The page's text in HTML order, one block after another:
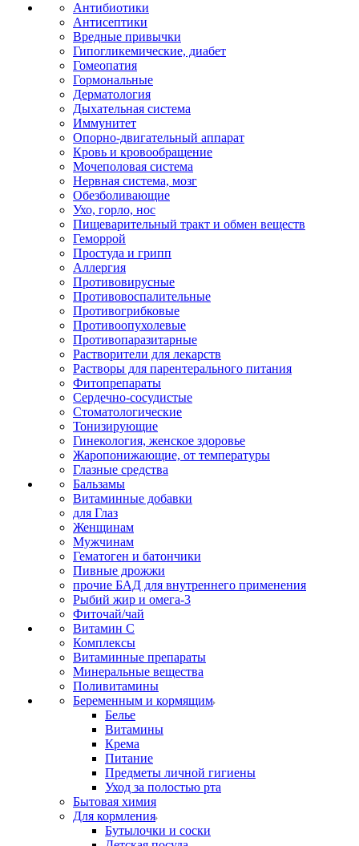
Антибиотики
Антисептики
Вредные привычки
Гипогликемические, диабет
Гомеопатия
Гормональные
Дерматология
Дыхательная система
Иммунитет
Опорно-двигательный аппарат
Кровь и кровообращение
Мочеполовая система
Нервная система, мозг
Обезболивающие
Ухо, горло, нос
Пищеварительный тракт и обмен веществ
Геморрой
Простуда и грипп
Аллергия
Противовирусные
Противовоспалительные
Противогрибковые
Противоопухолевые
Противопаразитарные
Растворители для лекарств
Растворы для парентерального питания
Фитопрепараты
Сердечно-сосудистые
Стоматологические
Тонизирующие
Гинекология, женское здоровье
Жаропонижающие, от температуры
Глазные средства
Бальзамы
Витаминные добавки
для Глаз
Женщинам
Мужчинам
Гематоген и батончики
Пивные дрожжи
прочие БАД для внутреннего применения
Рыбий жир и омега-3
Фиточай/чай
Витамин С
Комплексы
Витаминные препараты
Минеральные вещества
Поливитамины
Беременным и кормящим
Белье
Витамины
Крема
Питание
Предметы личной гигиены
Уход за полостью рта
Бытовая химия
Для кормления
Бутылочки и соски